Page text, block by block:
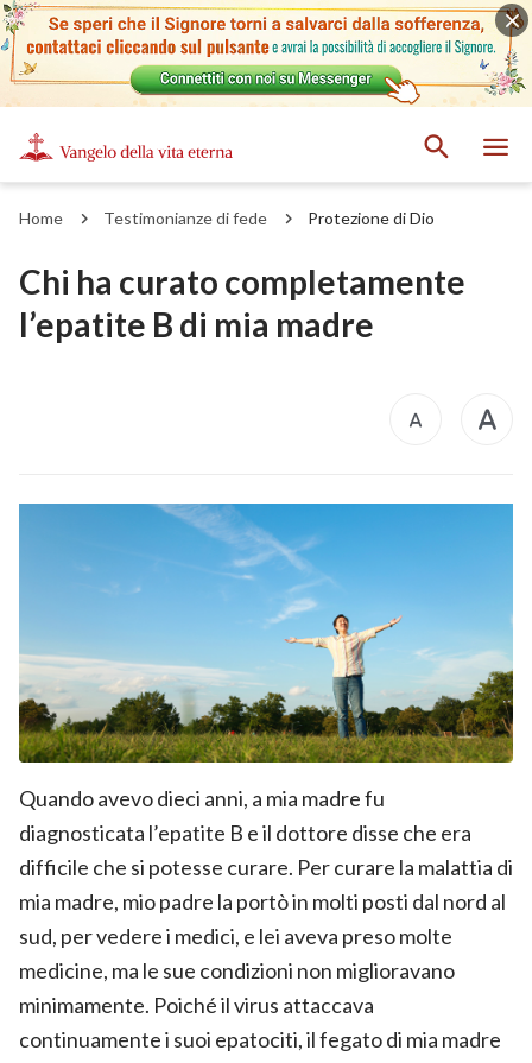
Home Testimonianze di fede Protezione di Dio
Chi ha curato completamente
l’epatite B di mia madre
Quando avevo dieci anni, a mia madre fu
diagnosticata l’epatite B e il dottore disse che era
difficile che si potesse curare. Per curare la malattia di
mia madre, mio padre la portò in molti posti dal nord al
sud, per vedere i medici, e lei aveva preso molte
medicine, ma le sue condizioni non miglioravano
minimamente. Poiché il virus attaccava
continuamente i suoi epatociti, il fegato di mia madre